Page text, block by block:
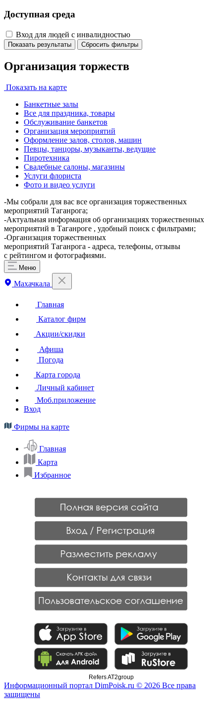
Доступная среда
Вход для людей с инвалидностью
Показать результаты Сбросить фильтры
Организация торжеств
Показать на карте
Банкетные залы
Все для праздника, товары
Обслуживание банкетов
Организация мероприятий
Оформление залов, столов, машин
Певцы, танцоры, музыканты, ведущие
Пиротехника
Свадебные салоны, магазины
Услуги флориста
Фото и видео услуги
-Мы собрали для вас все организация торжественных
мероприятий Таганрога;
-Актуальная информация об организациях торжественных
мероприятий в Таганроге , удобный поиск с фильтрами;
-Организация торжественных
мероприятий Таганрога - адреса, телефоны, отзывы
с рейтингом и фотографиями.
Меню
Махачкала
Главная
Каталог фирм
Акции/скидки
Афиша
Погода
Карта города
Личный кабинет
Моб.приложение
Вход
Фирмы на карте
Главная
Карта
Избранное
Refers AT2group
Информационный портал DimPoisk.ru © 2026 Все права
защищены